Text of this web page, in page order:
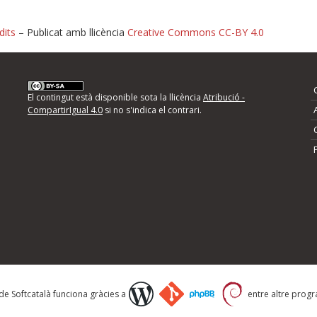
d'errors
següents i descriviu quina és la millora que
– Publicat amb llicència Creative Commons CC-BY 4.0
El contingut està disponible sota la llicència Atribució -
CompartirIgual 4.0si no s'indica el contrari.
Softcatalà funciona gràcies a entre altre